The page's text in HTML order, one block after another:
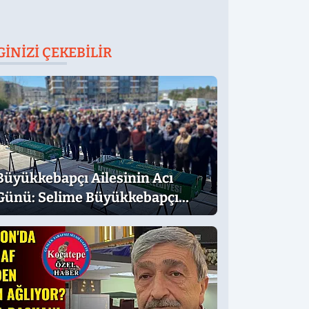
ÇEKEBILIR
Ailesinin Acı
Selime Büyükkebapçı
Etti